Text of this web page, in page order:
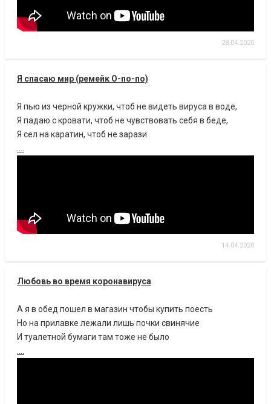
28.04.2020
Я спасаю мир (ремейк О-по-по)
Я пью из черной кружки, чтоб не видеть вируса в воде,
Я падаю с кровати, чтоб не чувствовать себя в беде,
Я сел на каратин, чтоб не зарази
14.04.2020
Любовь во время коронавируса
А я в обед пошел в магазин чтобы купить поесть
Но на прилавке лежали лишь почки свинячие
И туалетной бумаги там тоже не было